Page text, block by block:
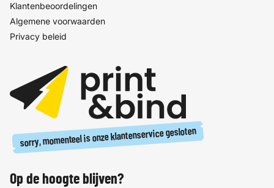
Klantenbeoordelingen
Algemene voorwaarden
Privacy beleid
sorry, momenteel is onze klantenservice gesloten
Op de hoogte blijven?